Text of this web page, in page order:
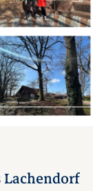
Lachendorf